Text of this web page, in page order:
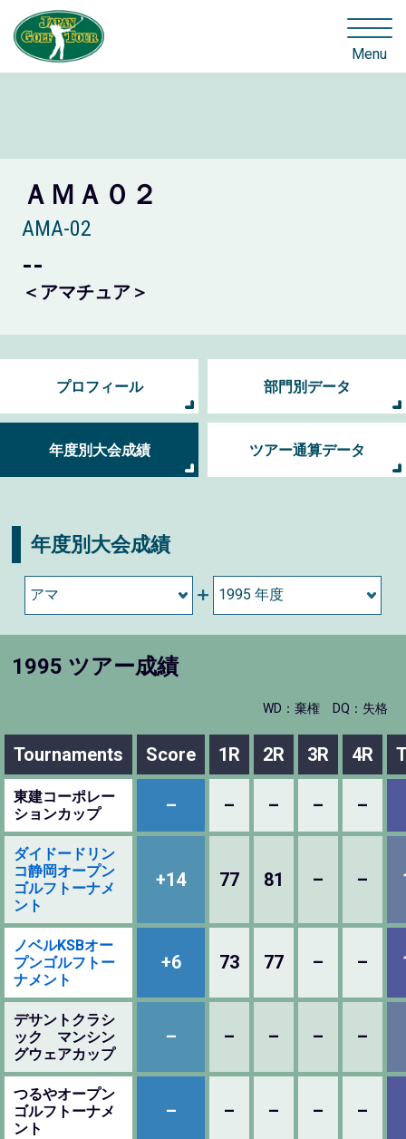
Menu
ＡＭＡ０２
AMA-02
--
＜アマチュア＞
プロフィール 部門別データ
年度別大会成績 ツアー通算データ
年度別大会成績
1995 ツアー成績
WD：棄権 DQ：失格
Tournaments Score 1R 2R 3R 4R
東建コーポレー
ションカップ
– – – – –
ダイドードリン
コ静岡オープン
ゴルフトーナメ
ント
+14 77 81 – –
ノベルKSBオー
プンゴルフトー
ナメント
+6 73 77 – –
デサントクラシ
ック マンシン
グウェアカップ
– – – – –
つるやオープン
ゴルフトーナメ
ント
– – – – –